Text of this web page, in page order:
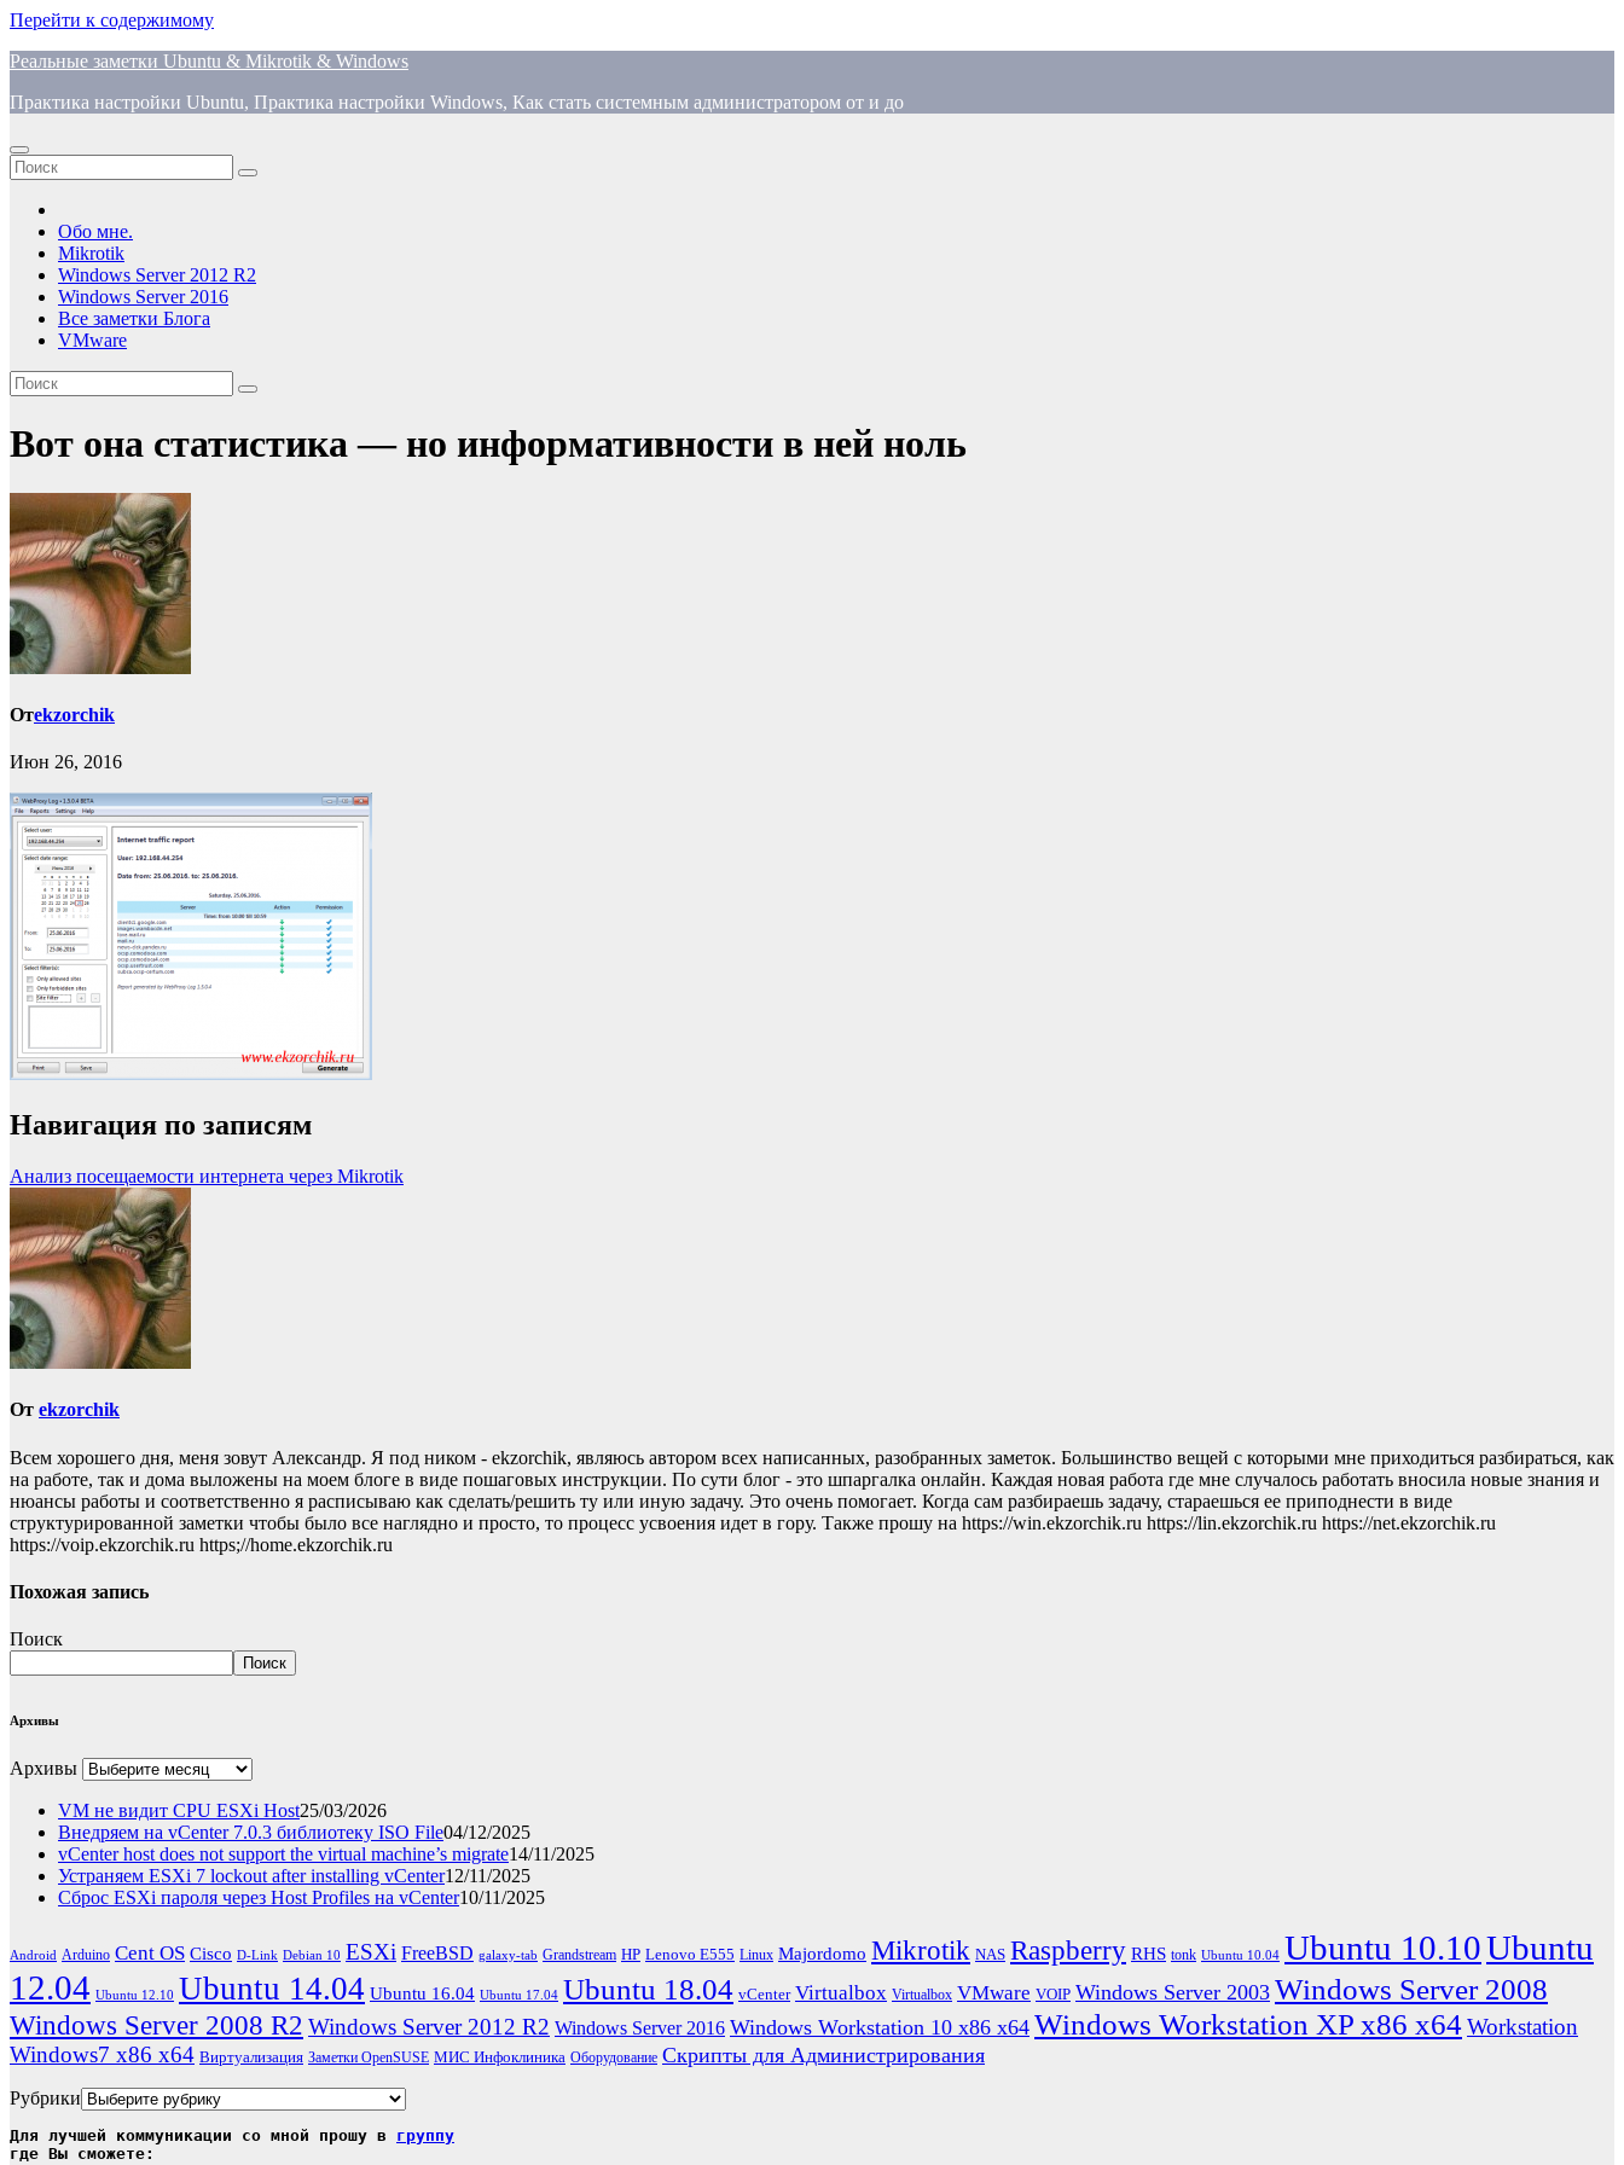
Перейти к содержимому
Реальные заметки Ubuntu & Mikrotik & Windows
Практика настройки Ubuntu, Практика настройки Windows, Как стать системным администратором от и до
Обо мне.
Mikrotik
Windows Server 2012 R2
Windows Server 2016
Все заметки Блога
VMware
Вот она статистика — но информативности в ней ноль
Отekzorchik
Июн 26, 2016
Навигация по записям
Анализ посещаемости интернета через Mikrotik
От ekzorchik
Всем хорошего дня, меня зовут Александр. Я под ником - ekzorchik, являюсь автором всех написанных, разобранных заметок. Большинство вещей с которыми мне приходиться разбираться, как
на работе, так и дома выложены на моем блоге в виде пошаговых инструкции. По сути блог - это шпаргалка онлайн. Каждая новая работа где мне случалось работать вносила новые знания и
нюансы работы и соответственно я расписываю как сделать/решить ту или иную задачу. Это очень помогает. Когда сам разбираешь задачу, стараешься ее приподнести в виде
структурированной заметки чтобы было все наглядно и просто, то процесс усвоения идет в гору. Также прошу на https://win.ekzorchik.ru https://lin.ekzorchik.ru https://net.ekzorchik.ru
https://voip.ekzorchik.ru https;//home.ekzorchik.ru
Похожая запись
Поиск
Поиск
Архивы
Архивы
VM не видит CPU ESXi Host25/03/2026
Внедряем на vCenter 7.0.3 библиотеку ISO File04/12/2025
vCenter host does not support the virtual machine’s migrate14/11/2025
Устраняем ESXi 7 lockout after installing vCenter12/11/2025
Сброс ESXi пароля через Host Profiles на vCenter10/11/2025
Android Arduino Cent OS Cisco D-Link Debian 10 ESXi FreeBSD galaxy-tab Grandstream HP Lenovo E555 Linux Majordomo Mikrotik NAS Raspberry RHS tonk Ubuntu 10.04 Ubuntu 10.10Ubuntu
12.04 Ubuntu 12.10 Ubuntu 14.04 Ubuntu 16.04 Ubuntu 17.04 Ubuntu 18.04 vCenter Virtualbox Virtualbox VMware VOIP Windows Server 2003 Windows Server 2008
Windows Server 2008 R2 Windows Server 2012 R2 Windows Server 2016 Windows Workstation 10 x86 x64 Windows Workstation XP x86 x64Workstation
Windows7 x86 x64 Виртуализация Заметки OpenSUSE МИС Инфоклиника Оборудование Скрипты для Администрирования
Рубрики
Для лучшей коммуникации со мной прошу в группу
где Вы сможете: